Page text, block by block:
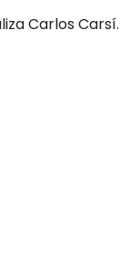
Carlos Carsí.